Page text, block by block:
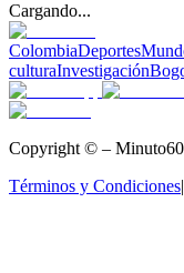
Cargando...
ColombiaDeportes
culturaInvestigación
Copyright © –
Términos y Condiciones|